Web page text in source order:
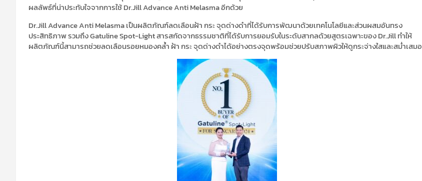
ผลลัพธ์ที่น่าประทับใจจากการใช้ Dr.Jill Advance Anti Melasma อีกด้วย
Dr.Jill Advance Anti Melasma เป็นผลิตภัณฑ์ลดเลือนฝ้า กระ จุดด่างดำที่ได้รับการพัฒนาด้วยเทคโนโลยีและส่วนผสมอันทรง
ประสิทธิภาพ รวมถึง Gatuline Spot-Light สารสกัดจากธรรมชาติที่ได้รับการยอมรับในระดับสากลด้วยสูตรเฉพาะของ Dr.Jill ทำให้
ผลิตภัณฑ์นี้สามารถช่วยลดเลือนรอยหมองคล้ำ ฝ้า กระ จุดด่างดำได้อย่างตรงจุดพร้อมช่วยปรับสภาพผิวให้ดูกระจ่างใสและสม่ำเสมอ